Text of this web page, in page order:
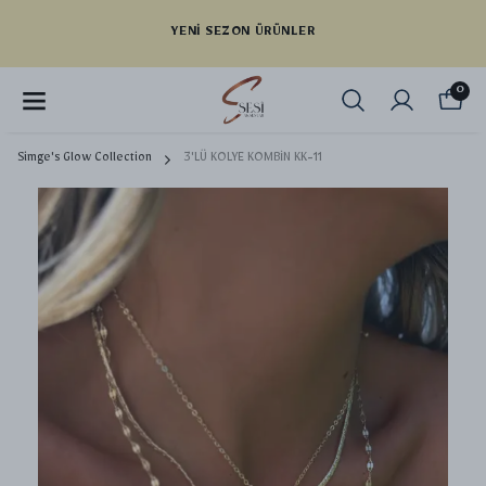
YENI SEZON ÜRÜNLER
0
Simge's Glow Collection 3'LÜ KOLYE KOMBİN KK-11